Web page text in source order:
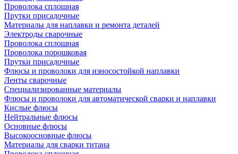
Проволока сплошная
Прутки присадочные
Материалы для наплавки и ремонта деталей
Электроды сварочные
Проволока сплошная
Проволока порошковая
Прутки присадочные
Флюсы и проволоки для износостойкой наплавки
Ленты сварочные
Специализированные материалы
Флюсы и проволоки для автоматической сварки и наплавки
Кислые флюсы
Нейтральные флюсы
Основные флюсы
Высокоосновные флюсы
Материалы для сварки титана